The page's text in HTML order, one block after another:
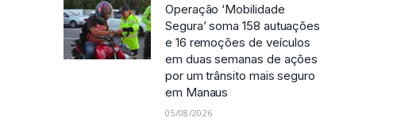
Operação ‘Mobilidade
Segura’ soma 158 autuações
e 16 remoções de veículos
em duas semanas de ações
por um trânsito mais seguro
em Manaus